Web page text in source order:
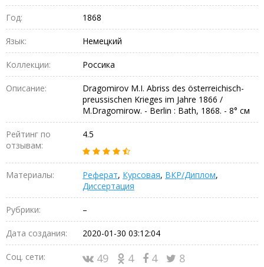
Год: 1868
Язык: Немецкий
Коллекции: Россика
Описание:
Dragomirov M.I. Abriss des österreichisch-
preussischen Krieges im Jahre 1866 /
M.Dragomirow. - Berlin : Bath, 1868. - 8° см
Рейтинг по
отзывам:
4.5
Материалы: Реферат, Курсовая, ВКР/Диплом,
Диссертация
Рубрики: –
Дата создания: 2020-01-30 03:12:04
Соц. сети: 49 4 4 8